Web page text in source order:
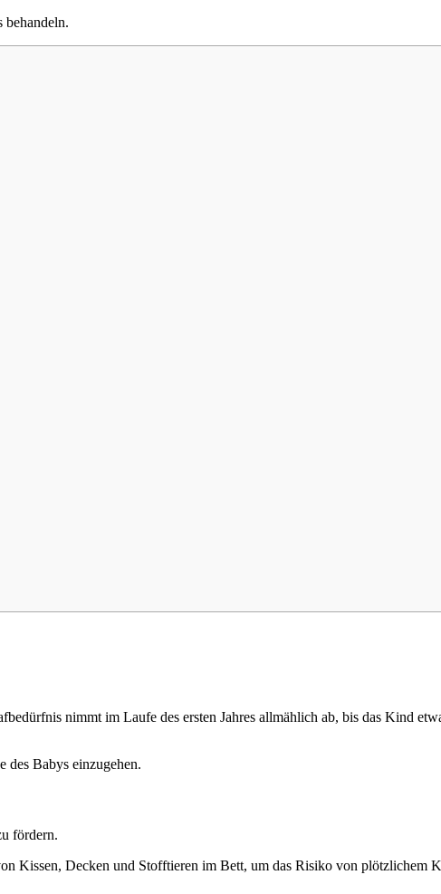
behandeln.
nimmt im Laufe des ersten Jahres allmählich ab, bis das Kind
des Babys einzugehen.
fördern.
Kissen, Decken und Stofftieren im Bett, um das Risiko von plötzlichem